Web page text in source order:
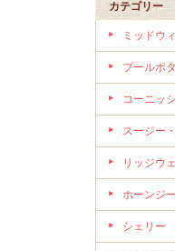
カテゴリー
ミッドウ
プールポ
コーニッ
スージー
リッジウ
ホーンジー
シェリー